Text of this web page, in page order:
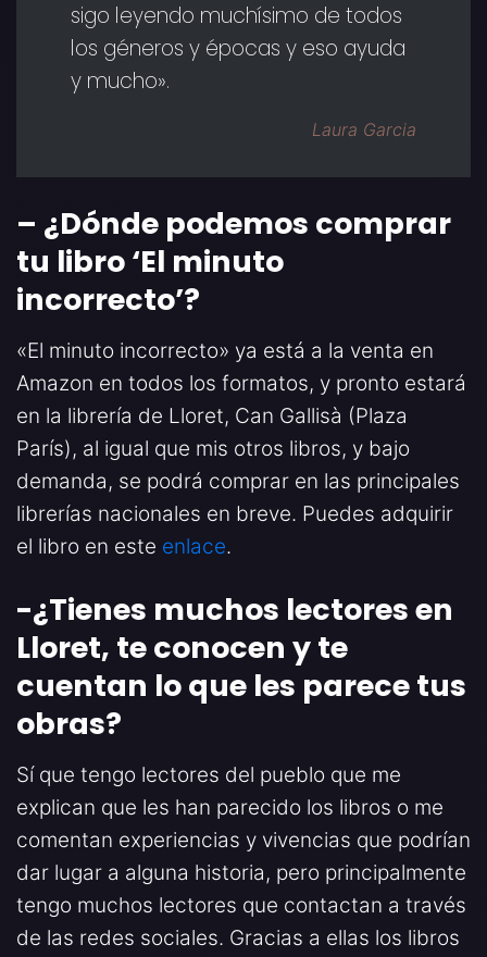
sigo leyendo muchísimo de todos
los géneros y épocas y eso ayuda
y mucho».
Laura Garcia
– ¿Dónde podemos comprar
tu libro ‘El minuto
incorrecto’?
«El minuto incorrecto» ya está a la venta en
Amazon en todos los formatos, y pronto estará
en la librería de Lloret, Can Gallisà (Plaza
París), al igual que mis otros libros, y bajo
demanda, se podrá comprar en las principales
librerías nacionales en breve. Puedes adquirir
el libro en este enlace.
-¿Tienes muchos lectores en
Lloret, te conocen y te
cuentan lo que les parece tus
obras?
Sí que tengo lectores del pueblo que me
explican que les han parecido los libros o me
comentan experiencias y vivencias que podrían
dar lugar a alguna historia, pero principalmente
tengo muchos lectores que contactan a través
de las redes sociales. Gracias a ellas los libros